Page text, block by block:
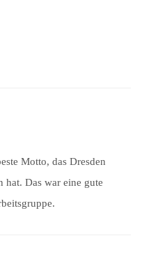
Motto, das Dresden
hat. Das war eine gute